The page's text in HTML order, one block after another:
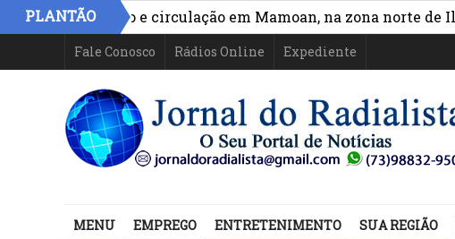
PLANTÃO
acesso e circulação em Mamoan, na zona norte de Ilhéus »
Fale Conosco Rádios Online Expediente
MENU EMPREGO ENTRETENIMENTO SUA REGIÃO